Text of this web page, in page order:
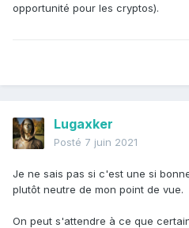
opportunité pour les cryptos).
Lugaxker
Posté 7 juin 2021
Je ne sais pas si c'est une si
plutôt neutre de mon point de vue.
On peut s'attendre à ce que